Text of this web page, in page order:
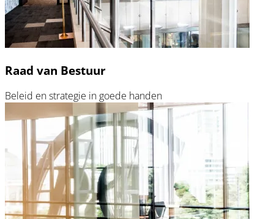
Raad van Bestuur
Beleid en strategie in goede handen